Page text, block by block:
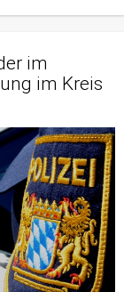
im
im Kreis